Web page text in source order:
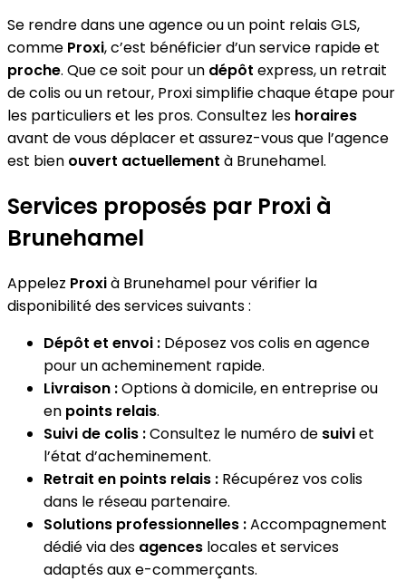
Se rendre dans une agence ou un point relais GLS,
comme Proxi, c’est bénéficier d’un service rapide et
proche. Que ce soit pour un dépôt express, un retrait
de colis ou un retour, Proxi simplifie chaque étape pour
les particuliers et les pros. Consultez les horaires
avant de vous déplacer et assurez-vous que l’agence
est bien ouvert actuellement à Brunehamel.
Services proposés par Proxi à
Brunehamel
Appelez Proxià Brunehamel pour vérifier la
disponibilité des services suivants :
Dépôt et envoi : Déposez vos colis en agence
pour un acheminement rapide.
Livraison :Options à domicile, en entreprise ou
en points relais.
Suivi de colis :Consultez le numéro de suiviet
l’état d’acheminement.
Retrait en points relais : Récupérez vos colis
dans le réseau partenaire.
Solutions professionnelles :Accompagnement
dédié via des agences locales et services
adaptés aux e-commerçants.